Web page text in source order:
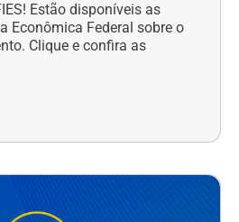
Estão disponíveis as
Econômica Federal sobre o
Clique e confira as